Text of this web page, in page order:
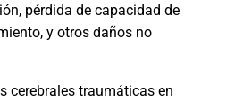
pérdida de capacidad de
y otros daños no
cerebrales traumáticas en